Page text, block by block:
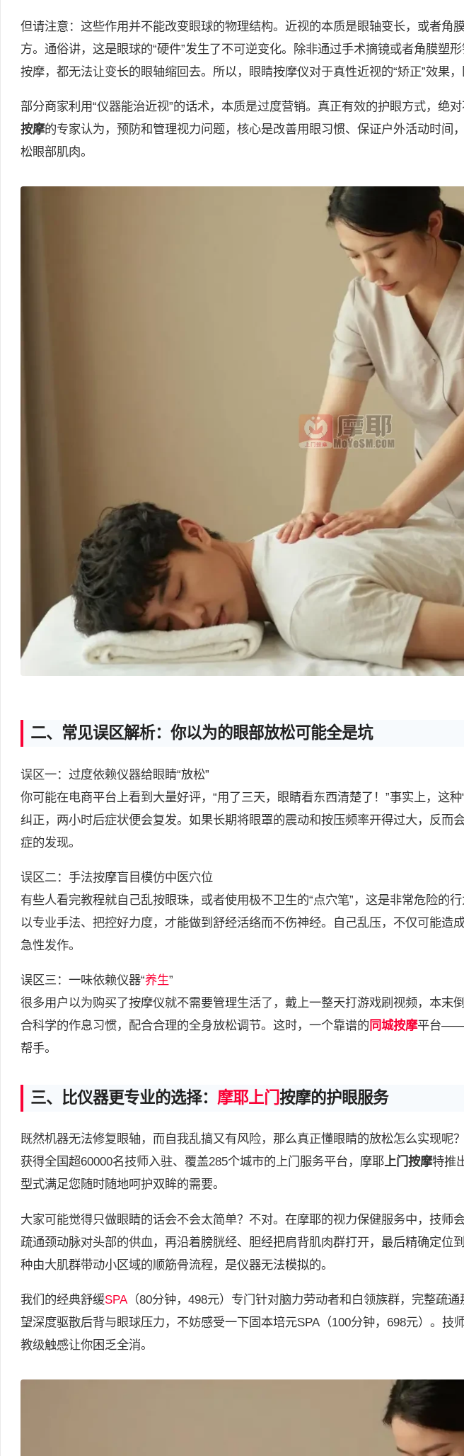
但请注意：这些作用并不能改变眼球的物理结构。近视的本质是眼轴变长，或者角
方。通俗讲，这是眼球的“硬件”发生了不可逆变化。除非通过手术摘镜或者角膜塑
按摩，都无法让变长的眼轴缩回去。所以，眼睛按摩仪对于真性近视的“矫正”效果，
部分商家利用“仪器能治近视”的话术，本质是过度营销。真正有效的护眼方式，绝
按摩的专家认为，预防和管理视力问题，核心是改善用眼习惯、保证户外活动时间
松眼部肌肉。
二、常见误区解析：你以为的眼部放松可能全是坑
误区一：过度依赖仪器给眼睛“放松”
你可能在电商平台上看到大量好评，“用了三天，眼睛看东西清楚了！”事实上，这
纠正，两小时后症状便会复发。如果长期将眼罩的震动和按压频率开得过大，反而
症的发现。
误区二：手法按摩盲目模仿中医穴位
有些人看完教程就自己乱按眼珠，或者使用极不卫生的“点穴笔”，这是非常危险的
以专业手法、把控好力度，才能做到舒经活络而不伤神经。自己乱压，不仅可能造
急性发作。
误区三：一味依赖仪器“养生”
很多用户以为购买了按摩仪就不需要管理生活了，戴上一整天打游戏刷视频，本末
合科学的作息习惯，配合合理的全身放松调节。这时，一个靠谱的 同城按摩平台
帮手。
三、比仪器更专业的选择： 摩耶上门 按摩的护眼服务
既然机器无法修复眼轴，而自我乱搞又有风险，那么真正懂眼睛的放松怎么实现呢
获得全国超60000名技师入驻、覆盖285个城市的上门服务平台，摩耶上门按摩特推
型式满足您随时随地呵护双眸的需要。
大家可能觉得只做眼睛的话会不会太简单？不对。在摩耶的视力保健服务中，技师
疏通颈动脉对头部的供血，再沿着膀胱经、胆经把肩背肌肉群打开，最后精确定位
种由大肌群带动小区域的顺筋骨流程，是仪器无法模拟的。
我们的经典舒缓SPA （80分钟，498元）专门针对脑力劳动者和白领族群，完整疏通
望深度驱散后背与眼球压力，不妨感受一下固本培元SPA（100分钟，698元）。技
教级触感让你困乏全消。